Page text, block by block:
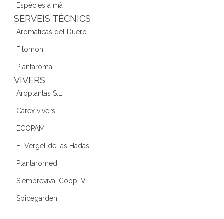
Espècies a mà
SERVEIS TÈCNICS
Aromáticas del Duero
Fitomon
Plantaroma
VIVERS
Aroplantas S.L.
Carex vivers
ECOPAM
El Vergel de las Hadas
Plantaromed
Siempreviva, Coop. V.
Spicegarden